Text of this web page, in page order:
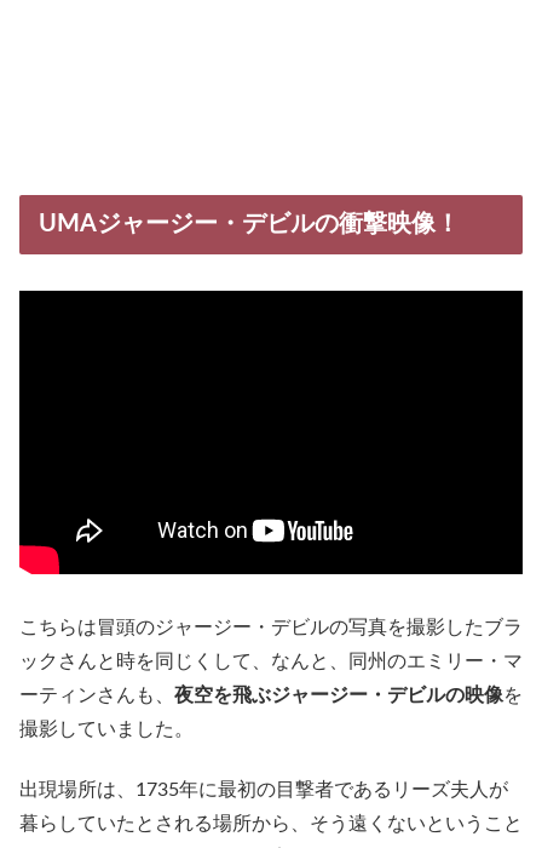
UMAジャージー・デビルの衝撃映像！
こちらは冒頭のジャージー・デビルの写真を撮影したブラ
ックさんと時を同じくして、なんと、同州のエミリー・マ
ーティンさんも、 夜空を飛ぶジャージー・デビルの映像を
撮影していました。
出現場所は、1735年に最初の目撃者であるリーズ夫人が
暮らしていたとされる場所から、そう遠くないということ